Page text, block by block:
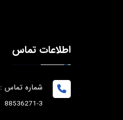
اطلاعات تماس
شماره تماس :
88536271-3